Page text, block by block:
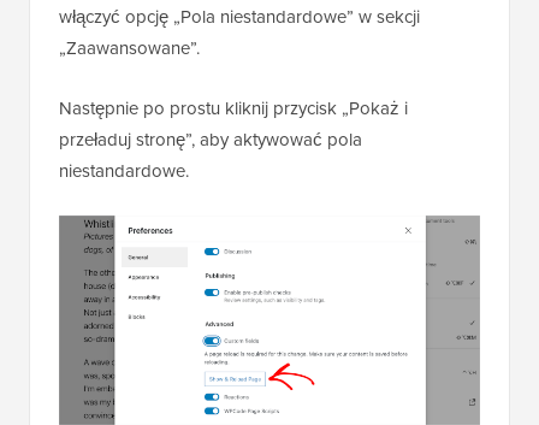
włączyć opcję „Pola niestandardowe” w sekcji
„Zaawansowane”.
Następnie po prostu kliknij przycisk „Pokaż i
przeładuj stronę”, aby aktywować pola
niestandardowe.